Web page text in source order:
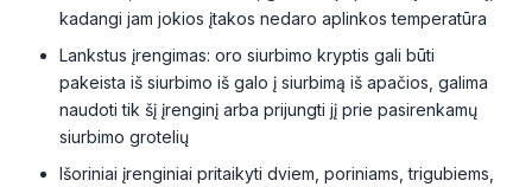
kadangi jam jokios įtakos nedaro aplinkos temperatūra
Lankstus įrengimas: oro siurbimo kryptis gali būti
pakeista iš siurbimo iš galo į siurbimą iš apačios, galima
naudoti tik šį įrenginį arba prijungti jį prie pasirenkamų
siurbimo grotelių
Išoriniai įrenginiai pritaikyti dviem, poriniams, trigubiems,